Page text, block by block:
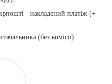
- накладений платіж (+
(без комісії).